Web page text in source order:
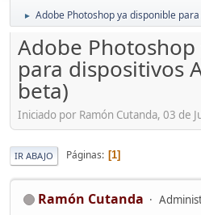
► Adobe Photoshop ya disponible
Adobe
para dispositivos
beta)
Iniciado por Ramón Cutanda, 03 de
IR ABAJO Páginas 1
Ramón Cutanda